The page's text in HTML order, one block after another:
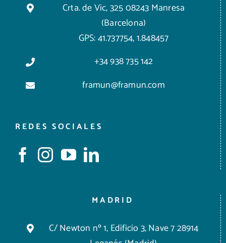
Crta. de Vic, 325 08243 Manresa
(Barcelona)
GPS: 41.737754, 1.848457
+34 938 735 142
framun@framun.com
REDES SOCIALES
MADRID
C/ Newton nº 1, Edificio 3, Nave 7 28914